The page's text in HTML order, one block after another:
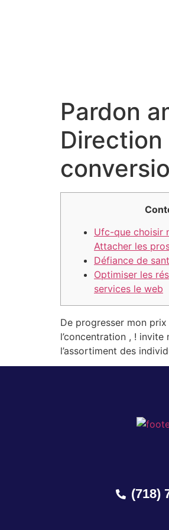
Pardon
Ufc-que choisir
Attacher les
Défiance de
Optimiser les
services le web
De progresser mon
l’concentration , !
l’assortiment des
(718)